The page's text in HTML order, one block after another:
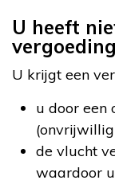
U heeft
vergoeding
U krijgt een
u door een
de vlucht
waardoor